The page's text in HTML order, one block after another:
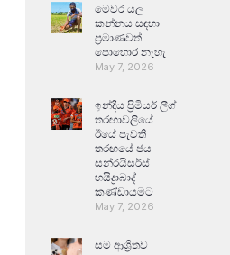
මෙවර යල
කන්නය සඳහා
ප්‍රමාණවත්
පොහොර නැහැ
May 7, 2026
ඉන්දීය ප්‍රිමියර් ලීග්
තරඟාවලියේ
ඊයේ පැවති
තරඟයේ ජය
සන්රයිසර්ස්
හයිද්‍රාබාද්
කණ්ඩායමට
May 7, 2026
සම ආශ්‍රිතව